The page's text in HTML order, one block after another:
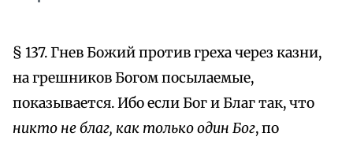
§ 137. Гнев Божий против греха через казни,
на грешников Богом посылаемые,
показывается. Ибо если Бог и Благ так, что
никто не благ, как только один Бог, по